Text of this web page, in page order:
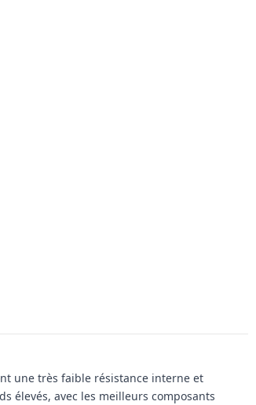
une très faible résistance interne et
élevés, avec les meilleurs composants